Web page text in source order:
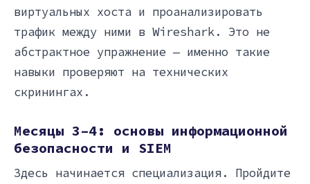
виртуальных хоста и проанализировать
трафик между ними в Wireshark. Это не
абстрактное упражнение — именно такие
навыки проверяют на технических
скринингах.
Месяцы 3–4: основы информационной
безопасности и SIEM
Здесь начинается специализация. Пройдите